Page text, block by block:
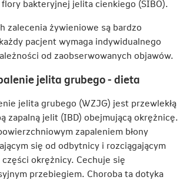
karcie
bakteryjnej jelita cienkiego (SIBO).
zalecenia żywieniowe są bardzo
pacjent wymaga indywidualnego
od zaobserwowanych objawów.
jelita grubego - dieta
jelita grubego (WZJG) jest przewlekłą
zapalną jelit (IBD) obejmującą okrężnicę.
zapaleniem błony
się od odbytnicy i rozciągającym
okrężnicy. Cechuje się
przebiegiem. Choroba ta dotyka